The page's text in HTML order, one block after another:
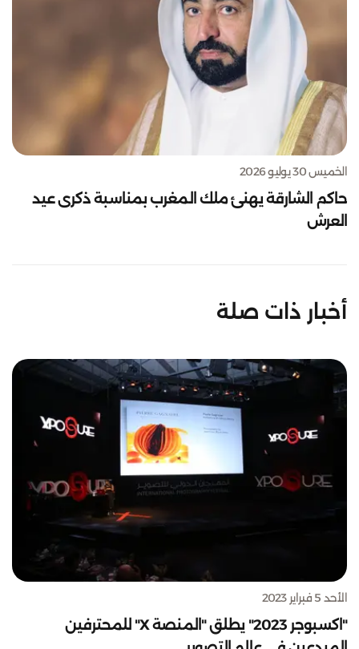
الخميس 30 يوليو 2026
حاكم الشارقة يهنئ ملك المغرب بمناسبة ذكرى عيد
العرش
أخبار ذات صلة
الأحد 5 فبراير 2023
"اكسبوجر 2023" يطلق "المنصة X" للمحترفين